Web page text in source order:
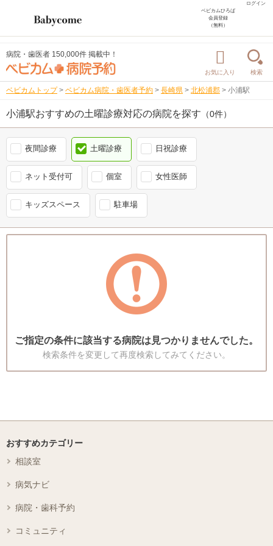
ログイン
ベビカムひろば
会員登録
（無料）
病院・歯医者 150,000件 掲載中！
お気に入り 検索
ベビカムトップ > ベビカム病院・歯医者予約 > 長崎県 > 北松浦郡 > 小浦駅
小浦駅おすすめの土曜診療対応の病院を探す （0件）
夜間診療 土曜診療 日祝診療
ネット受付可 個室 女性医師
キッズスペース 駐車場
ご指定の条件に該当する病院は見つかりませんでした。
検索条件を変更して再度検索してみてください。
おすすめカテゴリー
相談室
病気ナビ
病院・歯科予約
コミュニティ